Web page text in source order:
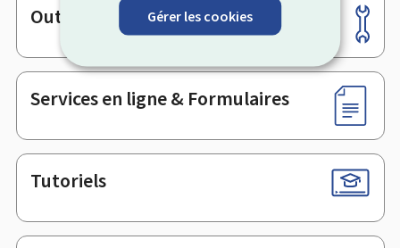
Gérer les cookies
Pied
de
page
Outils
Services en ligne & Formulaires
Tutoriels